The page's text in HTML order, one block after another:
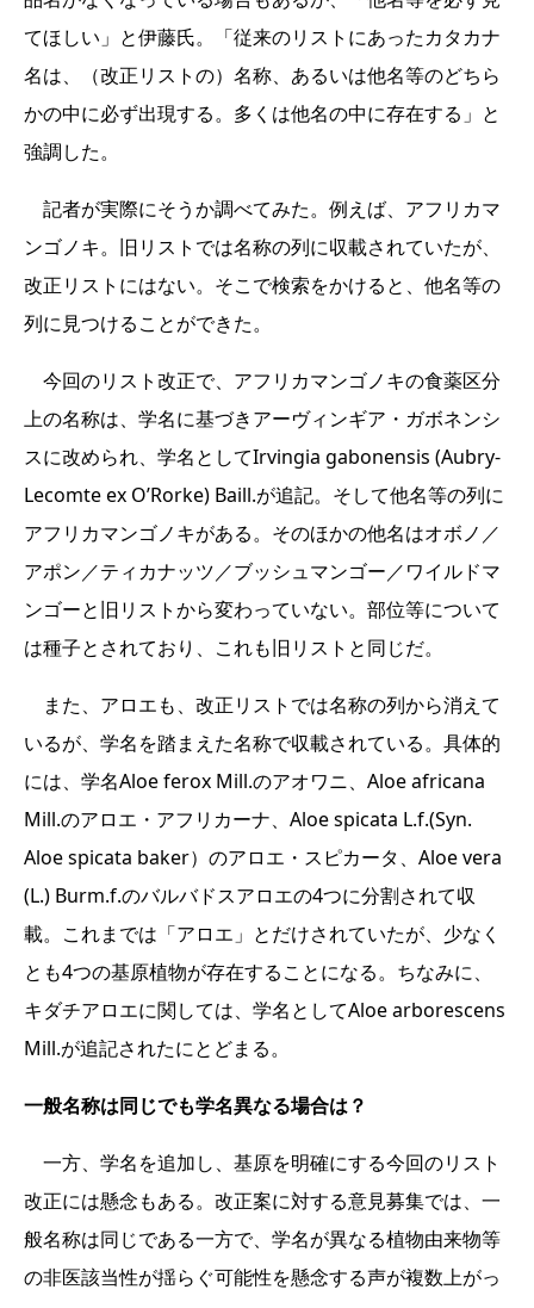
てほしい」と伊藤氏。「従来のリストにあったカタカナ
名は、（改正リストの）名称、あるいは他名等のどちら
かの中に必ず出現する。多くは他名の中に存在する」と
強調した。
記者が実際にそうか調べてみた。例えば、アフリカマ
ンゴノキ。旧リストでは名称の列に収載されていたが、
改正リストにはない。そこで検索をかけると、他名等の
列に見つけることができた。
今回のリスト改正で、アフリカマンゴノキの食薬区分
上の名称は、学名に基づきアーヴィンギア・ガボネンシ
スに改められ、学名としてIrvingia gabonensis (Aubry-
Lecomte ex O’Rorke) Baill.が追記。そして他名等の列に
アフリカマンゴノキがある。そのほかの他名はオボノ／
アポン／ティカナッツ／ブッシュマンゴー／ワイルドマ
ンゴーと旧リストから変わっていない。部位等について
は種子とされており、これも旧リストと同じだ。
また、アロエも、改正リストでは名称の列から消えて
いるが、学名を踏まえた名称で収載されている。具体的
には、学名Aloe ferox Mill.のアオワニ、Aloe africana
Mill.のアロエ・アフリカーナ、Aloe spicata L.f.(Syn.
Aloe spicata baker）のアロエ・スピカータ、Aloe vera
(L.) Burm.f.のバルバドスアロエの4つに分割されて収
載。これまでは「アロエ」とだけされていたが、少なく
とも4つの基原植物が存在することになる。ちなみに、
キダチアロエに関しては、学名としてAloe arborescens
Mill.が追記されたにとどまる。
一般名称は同じでも学名異なる場合は？
一方、学名を追加し、基原を明確にする今回のリスト
改正には懸念もある。改正案に対する意見募集では、一
般名称は同じである一方で、学名が異なる植物由来物等
の非医該当性が揺らぐ可能性を懸念する声が複数上がっ